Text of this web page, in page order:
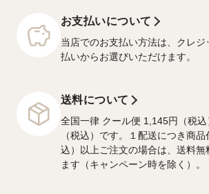
お支払いについて
当店でのお支払い方法は、クレ
払いからお選びいただけます。
送料について
全国一律 クール便 1,145円（税
（税込）です。１配送につき商
込）以上ご注文の場合は、送料無
ます（キャンペーン時を除く）。